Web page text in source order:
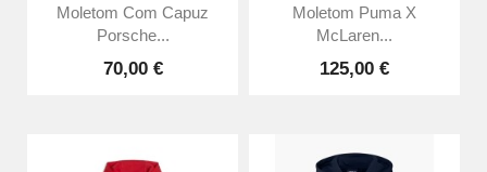
Moletom Com Capuz
Porsche...
70,00 €
Moletom Puma X
McLaren...
125,00 €